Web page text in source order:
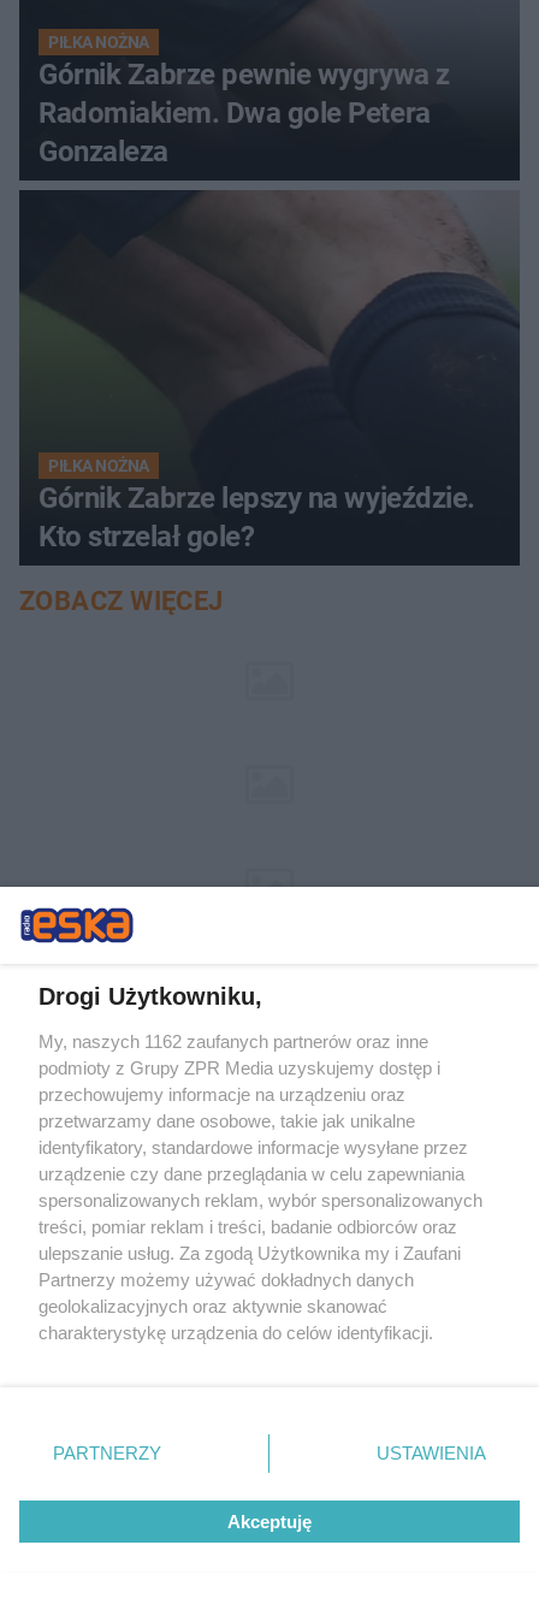
PIŁKA NOŻNA
Górnik Zabrze pewnie wygrywa z
Radomiakiem. Dwa gole Petera
Gonzaleza
PIŁKA NOŻNA
Górnik Zabrze lepszy na wyjeździe.
Kto strzelał gole?
ZOBACZ WIĘCEJ
Żaden utwór zamieszczony w serwisie nie może być powielany i
rozpowszechniany lub dalej rozpowszechniany w jakikolwiek sposób (w
tym także elektroniczny lub mechaniczny) na jakimkolwiek polu
Drogi Użytkowniku,
My, naszych 1162 zaufanych partnerów oraz inne
podmioty z Grupy ZPR Media uzyskujemy dostęp i
przechowujemy informacje na urządzeniu oraz
przetwarzamy dane osobowe, takie jak unikalne
identyfikatory, standardowe informacje wysyłane przez
urządzenie czy dane przeglądania w celu zapewniania
spersonalizowanych reklam, wybór spersonalizowanych
treści, pomiar reklam i treści, badanie odbiorców oraz
ulepszanie usług. Za zgodą Użytkownika my i Zaufani
Partnerzy możemy używać dokładnych danych
geolokalizacyjnych oraz aktywnie skanować
charakterystykę urządzenia do celów identyfikacji.
zmienić/wycofać klikając przycisk ustawień prywatności
znajdujący się w lewym dolnym rogu strony
rodzaje przetwarzania danych nie wymagają zgody
użytkownika, ale masz prawo sprzeciwić się takiemu
przetwarzaniu. Preferencje będą miały zastosowanie tylko
PARTNERZY USTAWIENIA
Akceptuję